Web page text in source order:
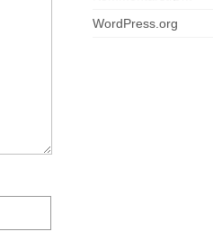
WordPress.org